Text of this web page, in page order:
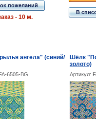
пожеланий
- 10 м.
В
ангела" (синий/
Шёлк
золото)
6505-BG Артикул: